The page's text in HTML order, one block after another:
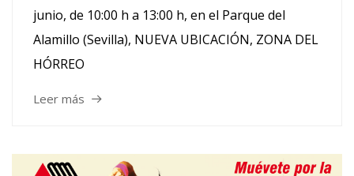
junio, de 10:00 h a 13:00 h, en el Parque del
Alamillo (Sevilla), NUEVA UBICACIÓN, ZONA DEL
HÓRREO
Leer más